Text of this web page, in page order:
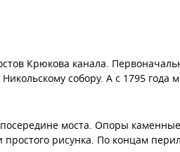
Крюкова канала.
собору. А с 1795
моста. Опоры
рисунка. По концам